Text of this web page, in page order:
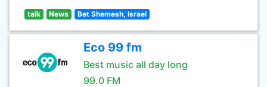
talk News Bet Shemesh, Israel
Eco 99 fm
Best music all day long
99.0 FM